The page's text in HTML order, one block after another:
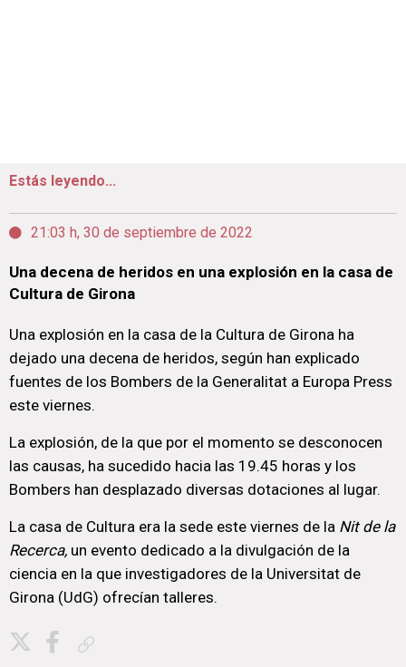
Estás leyendo...
21:03 h, 30 de septiembre de 2022
Una decena de heridos en una explosión en la casa de
Cultura de Girona
Una explosión en la casa de la Cultura de Girona ha
dejado una decena de heridos, según han explicado
fuentes de los Bombers de la Generalitat a Europa Press
este viernes.
La explosión, de la que por el momento se desconocen
las causas, ha sucedido hacia las 19.45 horas y los
Bombers han desplazado diversas dotaciones al lugar.
La casa de Cultura era la sede este viernes de la Nit de la
Recerca, un evento dedicado a la divulgación de la
ciencia en la que investigadores de la Universitat de
Girona (UdG) ofrecían talleres.